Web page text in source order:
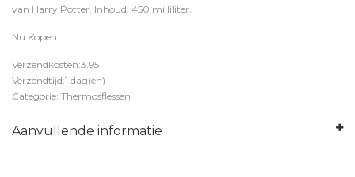
van Harry Potter. Inhoud: 450 milliliter.
Nu Kopen
Verzendkosten:3.95
Verzendtijd:1 dag(en)
Categorie: Thermosflessen
Aanvullende informatie